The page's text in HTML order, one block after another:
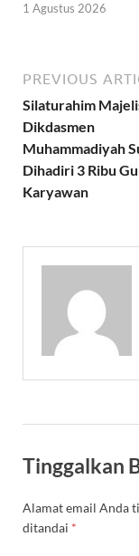
1 Agustus 2026
PREVIOUS
Silaturahim
Dikdasmen
Muhammadiyah
Dihadiri 3 Ribu
Karyawan
Tinggalkan
Alamat email Anda
ditandai *